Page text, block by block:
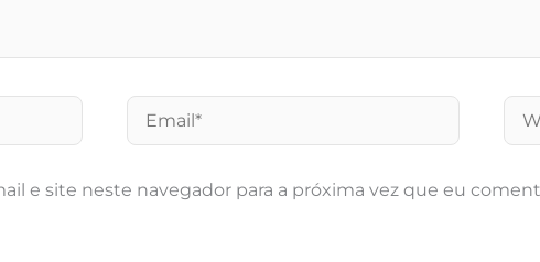
Email*
e site neste navegador para a próxima vez que eu